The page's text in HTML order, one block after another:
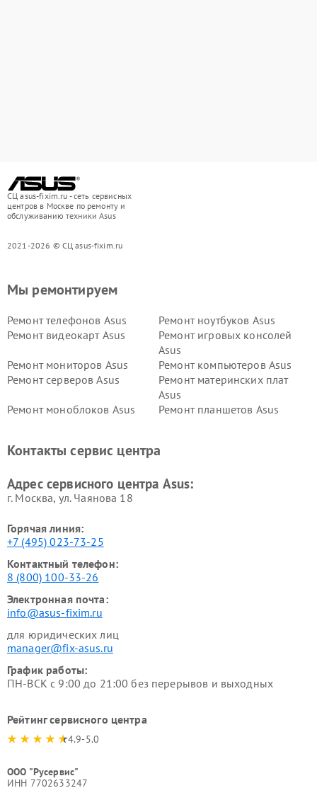
СЦ asus-fixim.ru - сеть сервисных
центров в Москве по ремонту и
обслуживанию техники Asus
2021-2026 © СЦ asus-fixim.ru
Мы ремонтируем
Ремонт телефонов Asus
Ремонт ноутбуков Asus
Ремонт видеокарт Asus
Ремонт игровых консолей
Asus
Ремонт мониторов Asus
Ремонт компьютеров Asus
Ремонт серверов Asus
Ремонт материнских плат
Asus
Ремонт моноблоков Asus
Ремонт планшетов Asus
Контакты сервис центра
Адрес сервисного центра Asus:
г. Москва, ул. Чаянова 18
Горячая линия:
+7 (495) 023-73-25
Контактный телефон:
8 (800) 100-33-26
Электронная почта:
info@asus-fixim.ru
для юридических лиц
manager@fix-asus.ru
График работы:
ПН-ВСК с 9:00 до 21:00 без перерывов и выходных
Рейтинг сервисного центра
4.9-5.0
ООО "Русервис"
ИНН 7702633247